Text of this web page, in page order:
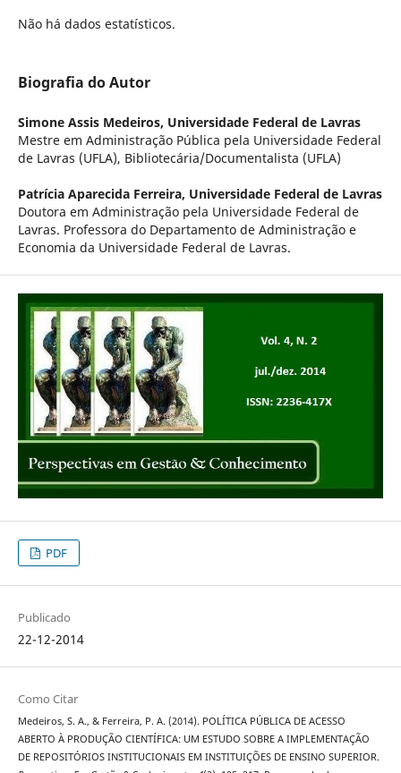
Não há dados estatísticos.
Biografia do Autor
Simone Assis Medeiros, Universidade Federal de Lavras
Mestre em Administração Pública pela Universidade Federal
de Lavras (UFLA), Bibliotecária/Documentalista (UFLA)
Patrícia Aparecida Ferreira, Universidade Federal de Lavras
Doutora em Administração pela Universidade Federal de
Lavras. Professora do Departamento de Administração e
Economia da Universidade Federal de Lavras.
PDF
Publicado
22-12-2014
Como Citar
Medeiros, S. A., & Ferreira, P. A. (2014). POLÍTICA PÚBLICA DE ACESSO
ABERTO À PRODUÇÃO CIENTÍFICA: UM ESTUDO SOBRE A IMPLEMENTAÇÃO
DE REPOSITÓRIOS INSTITUCIONAIS EM INSTITUIÇÕES DE ENSINO SUPERIOR.